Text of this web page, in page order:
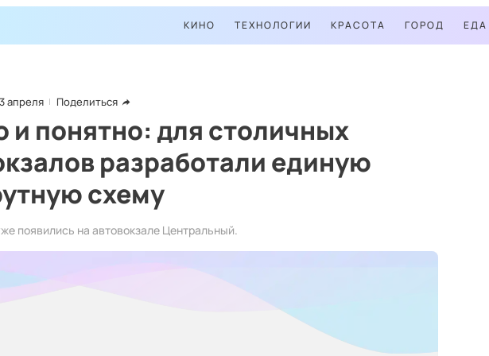
КИНО ТЕХНОЛОГИИ КРАСОТА ГОРОД ЕДА
апреля Поделиться
и понятно: для столичных
разработали единую
схему
появились на автовокзале Центральный.